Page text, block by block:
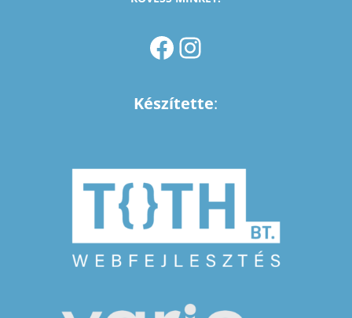
FACEBOOK INSTAGRAM
Készítette: